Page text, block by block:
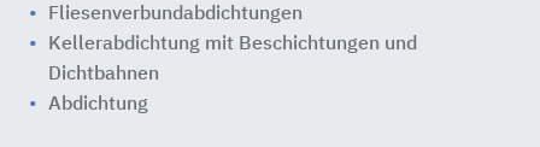
Fliesenverbundabdichtungen
Kellerabdichtung mit Beschichtungen und
Dichtbahnen
Abdichtung